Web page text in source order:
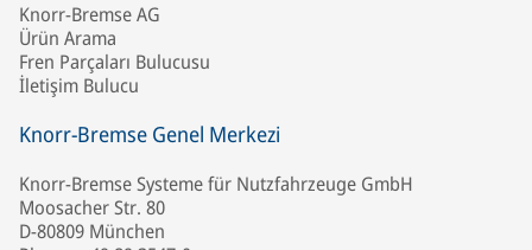
Knorr-Bremse AG
Ürün Arama
Fren Parçaları Bulucusu
İletişim Bulucu
Knorr-Bremse Genel Merkezi
Knorr-Bremse Systeme für Nutzfahrzeuge GmbH
Moosacher Str. 80
D-80809 München